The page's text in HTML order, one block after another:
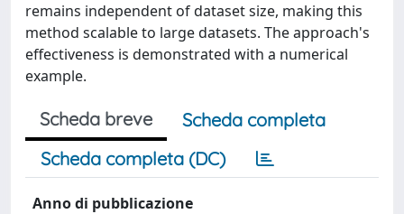
remains independent of dataset size, making this
method scalable to large datasets. The approach's
effectiveness is demonstrated with a numerical
example.
Scheda breve
Scheda completa
Scheda completa (DC)
Anno di pubblicazione